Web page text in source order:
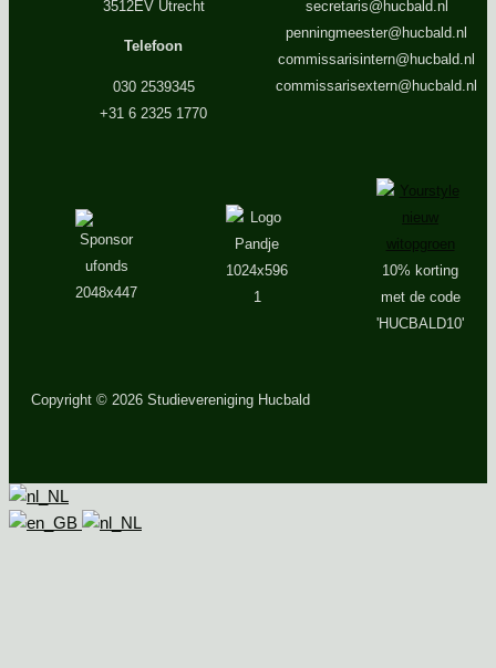
3512EV Utrecht
Telefoon
030 2539345
+31 6 2325 1770
secretaris@hucbald.nl
penningmeester@hucbald.nl
commissarisintern@hucbald.nl
commissarisextern@hucbald.nl
10% korting
met de code
'HUCBALD10'
Copyright © 2026 Studievereniging Hucbald